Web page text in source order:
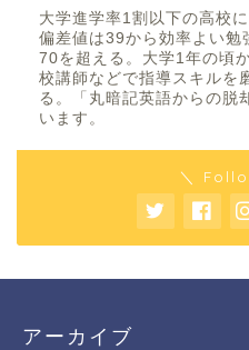
大学進学率1割以下の高校
偏差値は39から効率よい勉
70を超える。大学1年の頃
校講師などで指導スキルを
る。「丸暗記英語からの脱
います。
＼
アーカイブ